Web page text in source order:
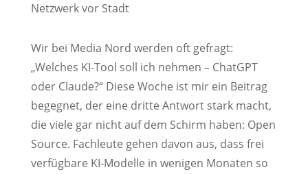
Wir bei Media Nord werden oft gefragt:
„Welches KI-Tool soll ich nehmen – ChatGPT
oder Claude?“ Diese Woche ist mir ein Beitrag
begegnet, der eine dritte Antwort stark macht,
die viele gar nicht auf dem Schirm haben: Open
Source. Fachleute gehen davon aus, dass frei
verfügbare KI-Modelle in wenigen Monaten so